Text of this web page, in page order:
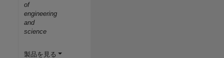
of
engineering
and
science
製品を見る